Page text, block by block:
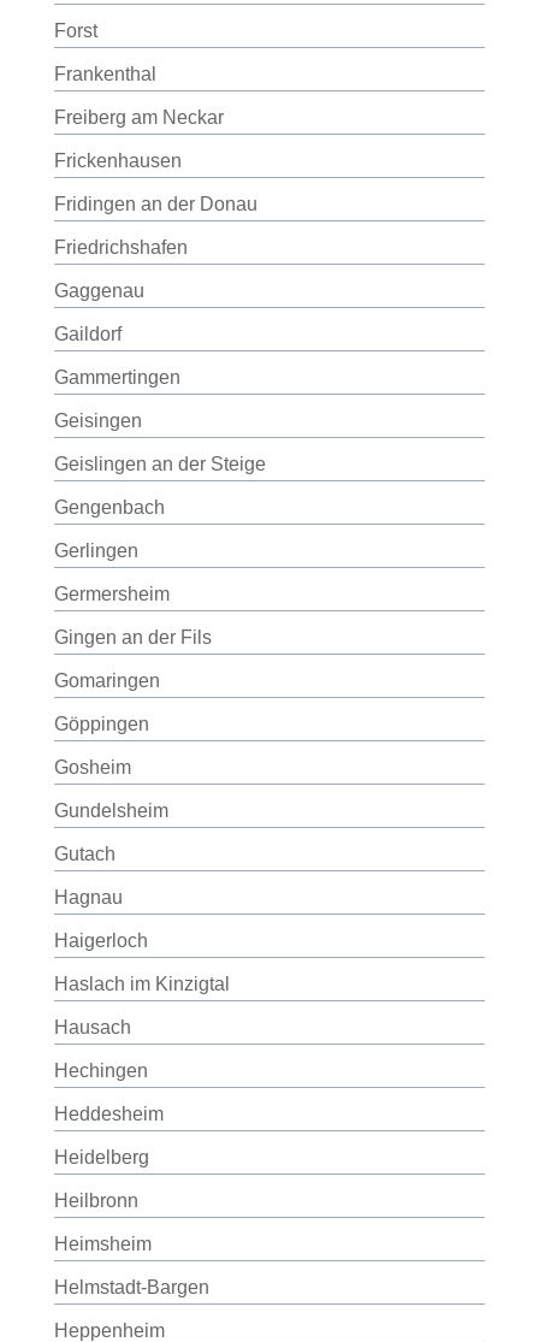
Forst
Frankenthal
Freiberg am Neckar
Frickenhausen
Fridingen an der Donau
Friedrichshafen
Gaggenau
Gaildorf
Gammertingen
Geisingen
Geislingen an der Steige
Gengenbach
Gerlingen
Germersheim
Gingen an der Fils
Gomaringen
Göppingen
Gosheim
Gundelsheim
Gutach
Hagnau
Haigerloch
Haslach im Kinzigtal
Hausach
Hechingen
Heddesheim
Heidelberg
Heilbronn
Heimsheim
Helmstadt-Bargen
Heppenheim